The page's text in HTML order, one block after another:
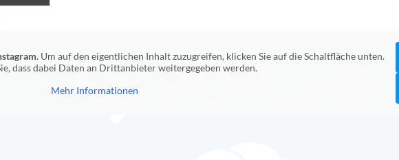
. Um auf den eigentlichen Inhalt zuzugreifen, klicken Sie auf die Schaltfläche unten.
dass dabei Daten an Drittanbieter weitergegeben werden.
Mehr Informationen